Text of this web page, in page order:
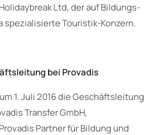
Ltd, der auf Bildungs-
spezialisierte Touristik-Konzern.
bei Provadis
1. Juli 2016 die Geschäftsleitung
Transfer GmbH,
Partner für Bildung und